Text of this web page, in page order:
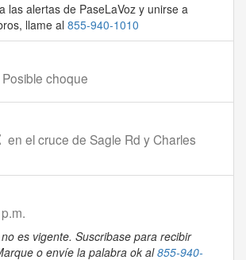
las alertas de PaseLaVoz y unirse a
llame al 855-940-1010
Posible choque
en el cruce de Sagle Rd y Charles
es vigente. Suscribase para recibir
o envíe la palabra ok al855-940-